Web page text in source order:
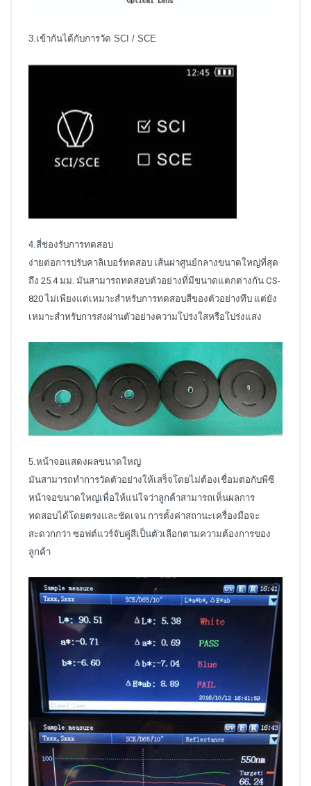
3.เข้ากันได้กับการวัด SCI / SCE
4.สี่ช่องรับการทดสอบ
ง่ายต่อการปรับคาลิเบอร์ทดสอบ เส้นผ่าศูนย์กลางขนาดใหญ่ที่สุด
ถึง 25.4 มม. มันสามารถทดสอบตัวอย่างที่มีขนาดแตกต่างกัน CS-
820 ไม่เพียงแต่เหมาะสำหรับการทดสอบสีของตัวอย่างทึบ แต่ยัง
เหมาะสำหรับการส่งผ่านตัวอย่างความโปร่งใสหรือโปร่งแสง
5.หน้าจอแสดงผลขนาดใหญ่
มันสามารถทำการวัดตัวอย่างให้เสร็จโดยไม่ต้องเชื่อมต่อกับพีซี
หน้าจอขนาดใหญ่เพื่อให้แน่ใจว่าลูกค้าสามารถเห็นผลการ
ทดสอบได้โดยตรงและชัดเจน การตั้งค่าสถานะเครื่องมือจะ
สะดวกกว่า ซอฟต์แวร์จับคู่สีเป็นตัวเลือกตามความต้องการของ
ลูกค้า